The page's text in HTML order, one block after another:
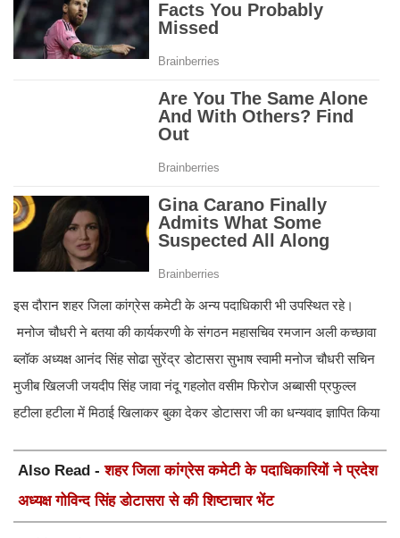
इस दौरान शहर जिला कांग्रेस कमेटी के अन्य पदाधिकारी भी उपस्थित रहे।
मनोज चौधरी ने बतया की कार्यकरणी के संगठन महासचिव रमजान अली कच्छावा
ब्लॉक अध्यक्ष आनंद सिंह सोढा सुरेंद्र डोटासरा सुभाष स्वामी मनोज चौधरी सचिन
मुजीब खिलजी जयदीप सिंह जावा नंदू गहलोत वसीम फिरोज अब्बासी प्रफुल्ल
हटीला हटीला में मिठाई खिलाकर बुका देकर डोटासरा जी का धन्यवाद ज्ञापित किया
Also Read -शहर जिला कांग्रेस कमेटी के पदाधिकारियों ने प्रदेश
अध्यक्ष गोविन्द सिंह डोटासरा से की शिष्टाचार भेंट